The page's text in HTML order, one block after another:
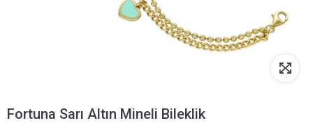
Fortuna Sarı Altın Mineli Bileklik